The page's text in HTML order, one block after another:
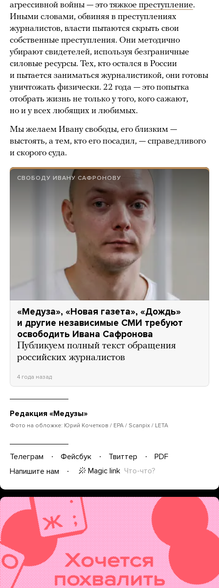
агрессивной войны — это тяжкое преступление.
Иными словами, обвиняя в преступлениях
журналистов, власти пытаются скрыть свои
собственные преступления. Они методично
убирают свидетелей, используя безграничные
силовые ресурсы. Тех, кто остался в России
и пытается заниматься журналистикой, они готовы
уничтожать физически. 22 года — это попытка
отобрать жизнь не только у того, кого сажают,
но и у всех любящих и любимых.
Мы желаем Ивану свободы, его близким —
выстоять, а тем, кто его посадил, — справедливого
и скорого суда.
СВОБОДУ ИВАНУ САФРОНОВУ
«Медуза», «Новая газета», «Дождь»
и другие независимые СМИ требуют
освободить Ивана Сафронова
Публикуем полный текст обращения
российских журналистов
4 года назад
Редакция «Медузы»
Фото на обложке: Юрий Кочетков / EPA / Scanpix / LETA
Телеграм Фейсбук Твиттер
PDF
Напишите нам
Magic link Что-что?